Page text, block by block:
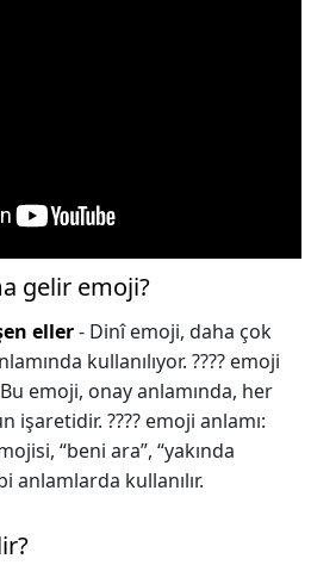
gelir emoji?
eller- Dinî emoji, daha çok
kullanılıyor. ???? emoji
emoji, onay anlamında, her
???? emoji anlamı:
“beni ara”, “yakında
anlamlarda kullanılır.